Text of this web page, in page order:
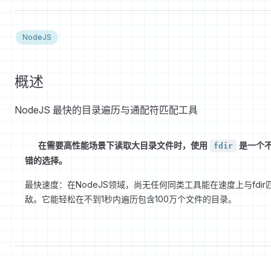
NodeJS
概述
NodeJS 最快的目录遍历与通配符匹配工具
在需要高性能场景下读取大目录文件时，使用 fdir
是一个
错的选择。
最快速度：在NodeJS领域，尚无任何同类工具能在速度上与fdir
敌。它能轻松在不到1秒内遍历包含100万个文件的目录。